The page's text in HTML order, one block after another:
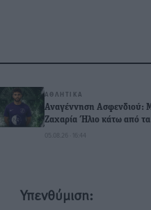
ΑΘΛΗΤΙΚΆ
Αναγέννηση Ασφενδιού:
Ζαχαρία Ήλιο κάτω από τα
05.08.26 · 16:44
Υπενθύμιση: